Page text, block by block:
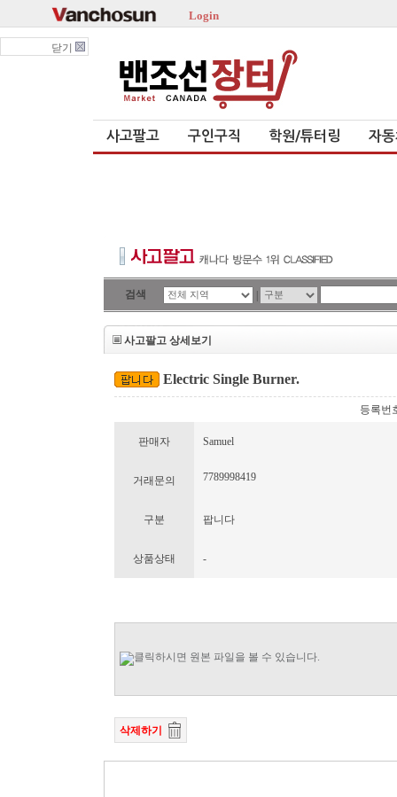
Login
닫기
사고팔고 구인구직 학원/튜터링 자
검색 |
사고팔고 상세보기
Electric Single Burner.
등록번
판매자 Samuel
거래문의 7789998419
구분 팝니다
상품상태 -
삭제하기